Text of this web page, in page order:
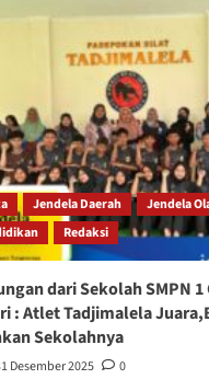
Jendela Daerah
Jendela
Redaksi
dari Sekolah SMPN 1
: Atlet Tadjimalela
Sekolahnya
Desember 2025 0